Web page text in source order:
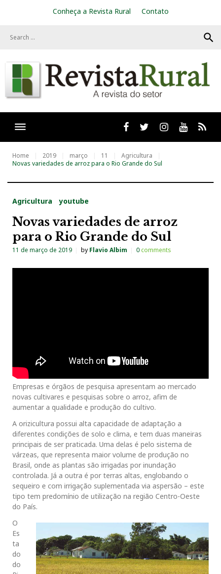
Conheça a Revista Rural Contato
search
Facebooktwitter Instagram
Youtube
Home 2019 março 11
Agricultura
Novas variedades de arroz para o Rio Grande do Sul
Agricultura youtube
Novas variedades de arroz
para o Rio Grande do Sul
11 de março de 2019 by Flavio Albim 0comments
Empresas e órgãos de pesquisa apresentam ao mercado
novas cultivares e pesquisas sobre o arroz, afim de
aumentar a qualidade e produção do cultivo.
A orizicultura possui alta capacidade de adaptação a
diferentes condições de solo e clima, e tem duas maneiras
principais de ser praticada. Uma delas é pelo sistema de
várzeas, que representa maior volume de produção no
Brasil, onde as plantas são irrigadas por inundação
controlada. Já a outra é por terras altas, englobando o
sequeiro e com irrigação suplementada via aspersão – este
tipo tem predomínio de utilização na região Centro-Oeste
do País.
O
Es
ta
do
do